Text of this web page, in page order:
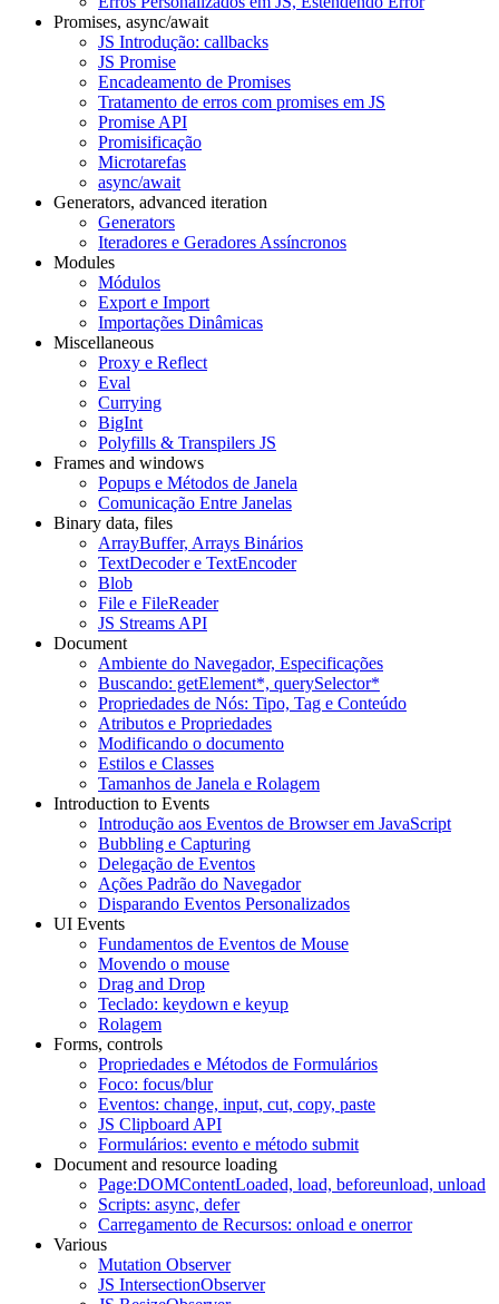
Promises, async/await
JS Introdução: callbacks
JS Promise
Encadeamento de Promises
Tratamento de erros com promises em JS
Promise API
Promisificação
Microtarefas
async/await
Generators, advanced iteration
Generators
Iteradores e Geradores Assíncronos
Modules
Módulos
Export e Import
Importações Dinâmicas
Miscellaneous
Proxy e Reflect
Eval
Currying
BigInt
Polyfills & Transpilers JS
Frames and windows
Popups e Métodos de Janela
Comunicação Entre Janelas
Binary data, files
ArrayBuffer, Arrays Binários
TextDecoder e TextEncoder
Blob
File e FileReader
JS Streams API
Document
Ambiente do Navegador, Especificações
Buscando: getElement*, querySelector*
Propriedades de Nós: Tipo, Tag e Conteúdo
Atributos e Propriedades
Modificando o documento
Estilos e Classes
Tamanhos de Janela e Rolagem
Introduction to Events
Introdução aos Eventos de Browser em JavaScript
Bubbling e Capturing
Delegação de Eventos
Ações Padrão do Navegador
Disparando Eventos Personalizados
UI Events
Fundamentos de Eventos de Mouse
Movendo o mouse
Drag and Drop
Teclado: keydown e keyup
Rolagem
Forms, controls
Propriedades e Métodos de Formulários
Foco: focus/blur
Eventos: change, input, cut, copy, paste
JS Clipboard API
Formulários: evento e método submit
Document and resource loading
Page:DOMContentLoaded, load, beforeunload, unload
Scripts: async, defer
Carregamento de Recursos: onload e onerror
Various
Mutation Observer
JS IntersectionObserver